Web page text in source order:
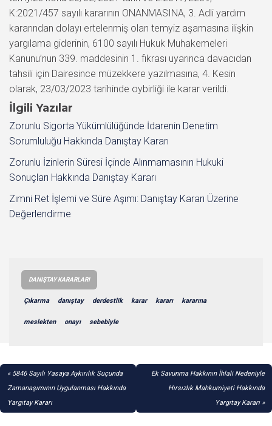
K:2021/457 sayılı kararının ONANMASINA, 3. Adli yardım
kararından dolayı ertelenmiş olan temyiz aşamasına ilişkin
yargılama giderinin, 6100 sayılı Hukuk Muhakemeleri
Kanunu’nun 339. maddesinin 1. fıkrası uyarınca davacıdan
tahsili için Dairesince müzekkere yazılmasına, 4. Kesin
olarak, 23/03/2023 tarihinde oybirliği ile karar verildi.
İlgili Yazılar
Zorunlu Sigorta Yükümlülüğünde İdarenin Denetim
Sorumluluğu Hakkında Danıştay Kararı
Zorunlu İzinlerin Süresi İçinde Alınmamasının Hukuki
Sonuçları Hakkında Danıştay Kararı
Zımni Ret İşlemi ve Süre Aşımı: Danıştay Kararı Üzerine
Değerlendirme
DANIŞTAY KARARLARI
Çıkarma danıştay derdestlik karar kararı kararına
meslekten onayı sebebiyle
YAZI
GEZINMESI
5846 Sayılı Yasaya Aykırılık Suçunda
Zamanaşımının Uygulanması Hakkında
Yargıtay Kararı
Ek Savunma Hakkının İhlali Nedeniyle
Hırsızlık Mahkumiyeti Hakkında
Yargıtay Kararı